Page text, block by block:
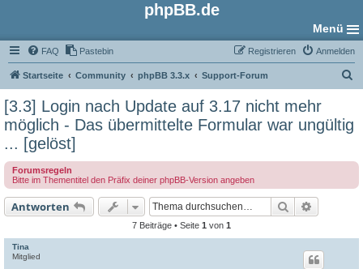
phpBB.de
Menü
FAQ Pastebin Anmelden
Registrieren
Startseite Community phpBB 3.3.x Support-Forum
[3.3] Login nach Update auf 3.17 nicht mehr
möglich - Das übermittelte Formular war ungültig
... [gelöst]
Forumsregeln
Bitte im Thementitel den Präfix deiner phpBB-Version angeben
Antworten Suche
7 Beiträge • Seite 1 von 1
Tina
Mitglied